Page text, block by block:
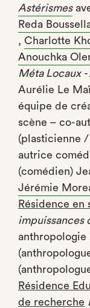
Astérismes
Reda
, Charlotte
Anouchka
Méta Locaux -
Aurélie Le
équipe de
scène – co-
(plasticienne
autrice
(comédien)
Jérémie
Résidence en
impuissances
anthropologie
Résidence
de recherche